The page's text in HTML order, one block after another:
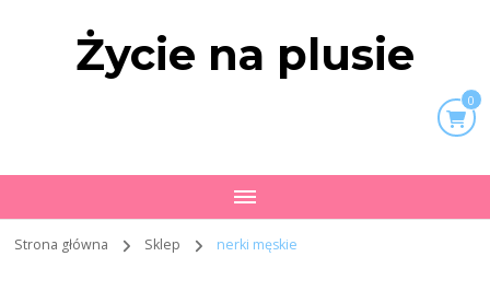
Życie na plusie
0
Strona główna Sklep nerki męskie